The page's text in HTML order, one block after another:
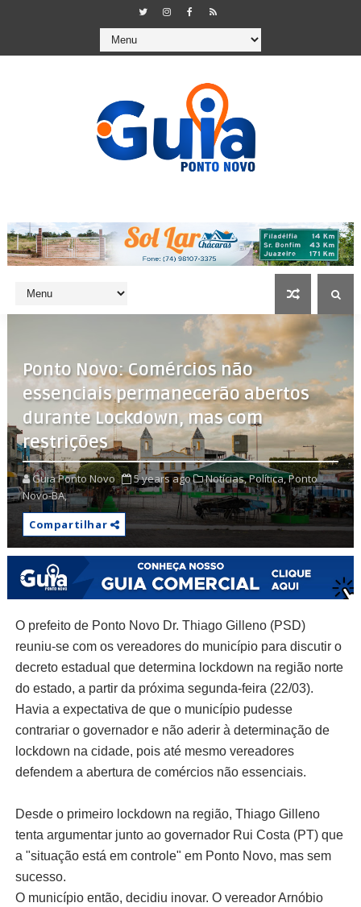
Ponto Novo: Comércios não
essenciais permanecerão abertos
durante Lockdown, mas com
restrições
Guia Ponto Novo 5 years ago Notícias,Política,Ponto
Novo-BA,
Compartilhar
O prefeito de Ponto Novo Dr. Thiago Gilleno (PSD)
reuniu-se com os vereadores do município para discutir o
decreto estadual que determina lockdown na região norte
do estado, a partir da próxima segunda-feira (22/03).
Havia a expectativa de que o município pudesse
contrariar o governador e não aderir à determinação de
lockdown na cidade, pois até mesmo vereadores
defendem a abertura de comércios não essenciais.
Desde o primeiro lockdown na região, Thiago Gilleno
tenta argumentar junto ao governador Rui Costa (PT) que
a "situação está em controle" em Ponto Novo, mas sem
sucesso.
O município então, decidiu inovar. O vereador Arnóbio